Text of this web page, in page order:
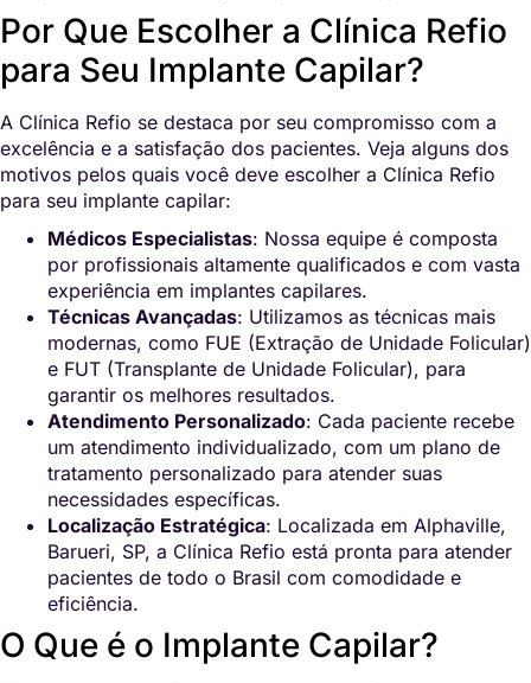
Por Que Escolher a Clínica Refio
para Seu Implante Capilar?
A Clínica Refio se destaca por seu compromisso com a
excelência e a satisfação dos pacientes. Veja alguns dos
motivos pelos quais você deve escolher a Clínica Refio
para seu implante capilar:
Médicos Especialistas: Nossa equipe é composta
por profissionais altamente qualificados e com vasta
experiência em implantes capilares.
Técnicas Avançadas: Utilizamos as técnicas mais
modernas, como FUE (Extração de Unidade Folicular)
e FUT (Transplante de Unidade Folicular), para
garantir os melhores resultados.
Atendimento Personalizado: Cada paciente recebe
um atendimento individualizado, com um plano de
tratamento personalizado para atender suas
necessidades específicas.
Localização Estratégica: Localizada em Alphaville,
Barueri, SP, a Clínica Refio está pronta para atender
pacientes de todo o Brasil com comodidade e
eficiência.
O Que é o Implante Capilar?